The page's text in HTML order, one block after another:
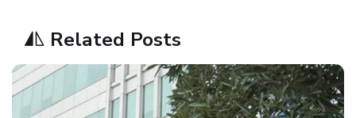
Related Posts